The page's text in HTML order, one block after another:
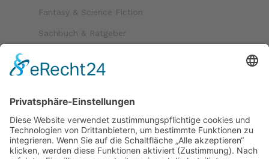
Fantasy & Science Fiction
Sachbuch & Ratgeber
Krimi & Thriller
Folgen Sie uns auf